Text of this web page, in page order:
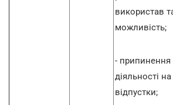
використав
можливість;
- припинення
діяльності
відпустки;